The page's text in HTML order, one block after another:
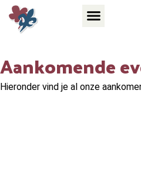
Aankomende
Hieronder vind je al onze